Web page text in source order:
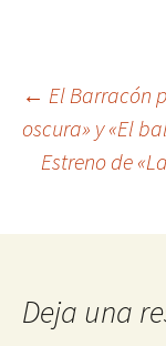
de
← El Barracón
oscura» y «El
Estreno de
Deja una